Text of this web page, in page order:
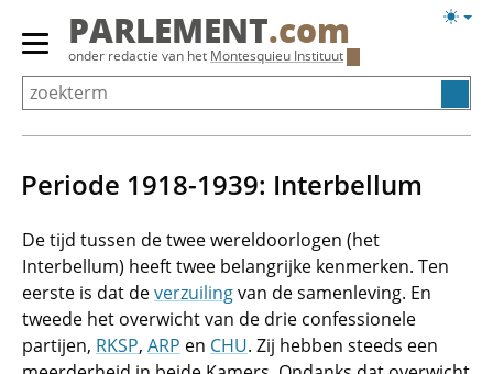
Overslaan
Primair
menu
tonen/verbergen
PARLEMENT.com
onder redactie van het Montesquieu Instituut
Periode 1918-1939: Interbellum
De tijd tussen de twee wereldoorlogen (het
Interbellum) heeft twee belangrijke kenmerken. Ten
eerste is dat deverzuilingvan de samenleving. En
tweede het overwicht van de drie confessionele
partijen, RKSP, ARP en CHU. Zij hebben steeds een